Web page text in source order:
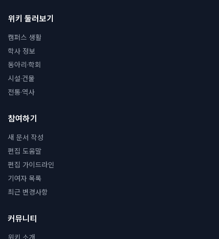
위키 둘러보기
캠퍼스 생활
학사 정보
동아리·학회
시설·건물
전통·역사
참여하기
새 문서 작성
편집 도움말
편집 가이드라인
기여자 목록
최근 변경사항
커뮤니티
위키 소개